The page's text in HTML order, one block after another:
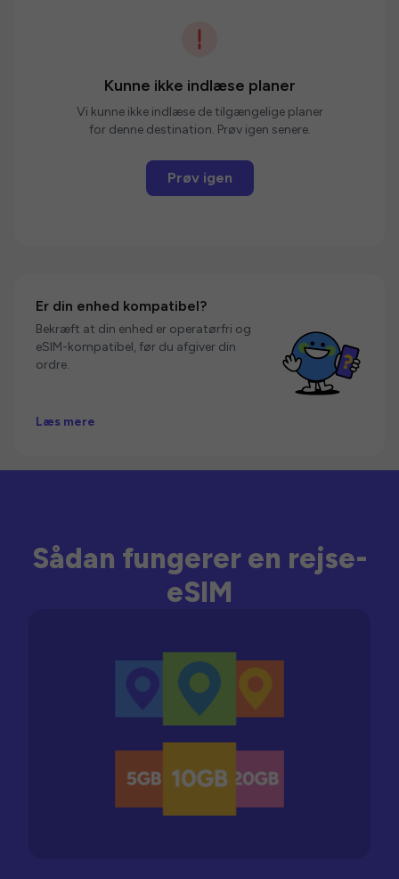
Kunne ikke indlæse planer
Vi kunne ikke indlæse de tilgængelige planer
for denne destination. Prøv igen senere.
Prøv igen
Er din enhed kompatibel?
Bekræft at din enhed er operatørfri og
eSIM-kompatibel, før du afgiver din
ordre.
Læs mere
Sådan fungerer en rejse-
eSIM